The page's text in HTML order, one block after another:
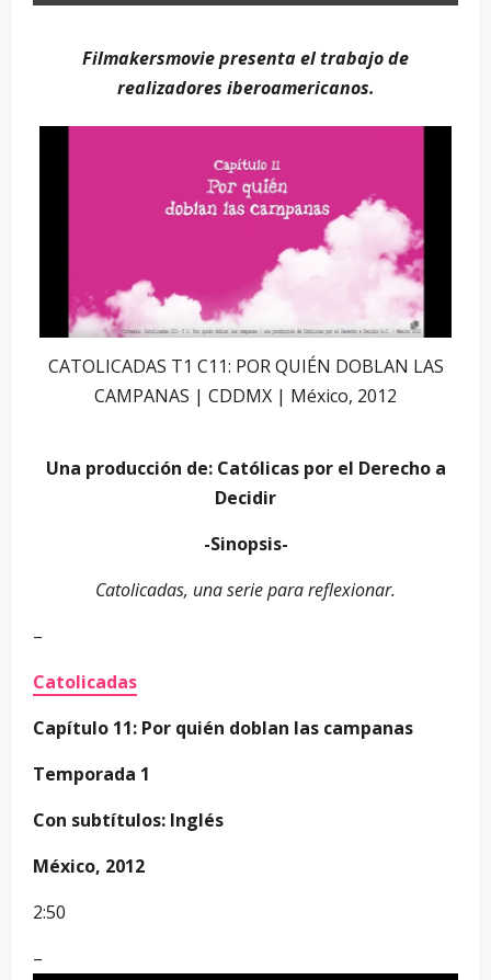
Filmakersmovie presenta el trabajo de
realizadores iberoamericanos.
CATOLICADAS T1 C11: POR QUIÉN DOBLAN LAS
CAMPANAS | CDDMX | México, 2012
Una producción de: Católicas por el Derecho a
Decidir
-Sinopsis-
Catolicadas, una serie para reflexionar.
–
Catolicadas
Capítulo 11: Por quién doblan las campanas
Temporada 1
Con subtítulos: Inglés
México, 2012
2:50
–